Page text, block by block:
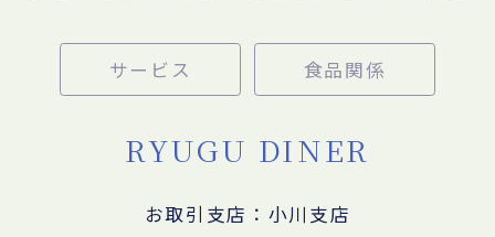
サービス 食品関係
RYUGU DINER
お取引支店：小川支店